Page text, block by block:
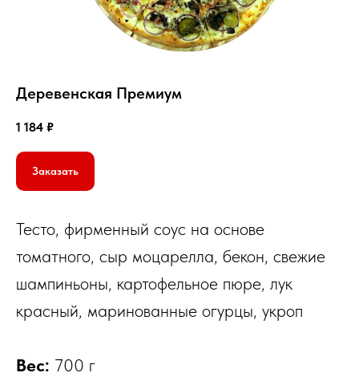
Деревенская Премиум
1 184 ₽
Заказать
Тесто, фирменный соус на основе
томатного, сыр моцарелла, бекон, свежие
шампиньоны, картофельное пюре, лук
красный, маринованные огурцы, укроп
Вес: 700 г
©2026 Пицца Экспресс
ИП Елисеенко А.К. ИНН: 503506837890